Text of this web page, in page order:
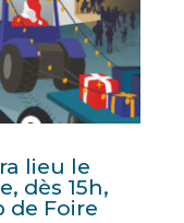
lieu le
dès 15h,
de Foire